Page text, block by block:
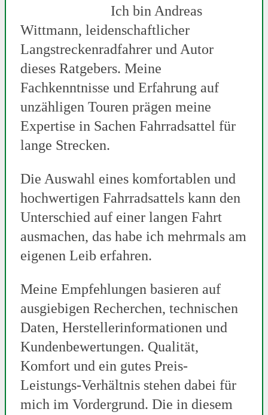
Ich bin Andreas
Wittmann, leidenschaftlicher
Langstreckenradfahrer und Autor
dieses Ratgebers. Meine
Fachkenntnisse und Erfahrung auf
unzähligen Touren prägen meine
Expertise in Sachen Fahrradsattel für
lange Strecken.
Die Auswahl eines komfortablen und
hochwertigen Fahrradsattels kann den
Unterschied auf einer langen Fahrt
ausmachen, das habe ich mehrmals am
eigenen Leib erfahren.
Meine Empfehlungen basieren auf
ausgiebigen Recherchen, technischen
Daten, Herstellerinformationen und
Kundenbewertungen. Qualität,
Komfort und ein gutes Preis-
Leistungs-Verhältnis stehen dabei für
mich im Vordergrund. Die in diesem